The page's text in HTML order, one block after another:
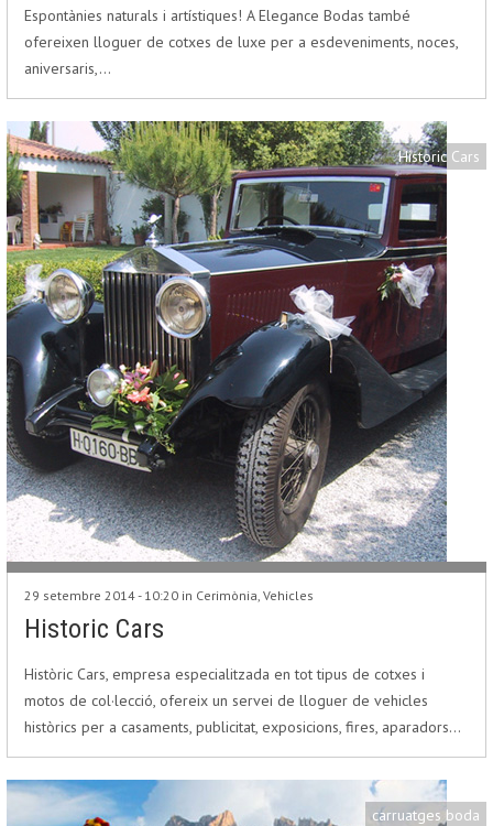
Espontànies naturals i artístiques! A Elegance Bodas també
ofereixen lloguer de cotxes de luxe per a esdeveniments, noces,
aniversaris,…
Historic Cars
29 setembre 2014 - 10:20 in Cerimònia, Vehicles
Historic Cars
Històric Cars, empresa especialitzada en tot tipus de cotxes i
motos de col·lecció, ofereix un servei de lloguer de vehicles
històrics per a casaments, publicitat, exposicions, fires, aparadors…
carruatges boda